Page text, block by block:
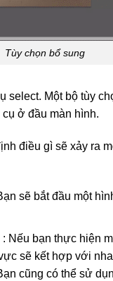
Tùy chọn bổ sung
select. Một bộ tùy
ở đầu màn hình.
điều gì sẽ xảy ra
sẽ bắt đầu một
: Nếu bạn thực hiện
sẽ kết hợp với
cũng có thể sử